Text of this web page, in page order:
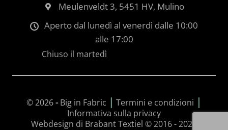
Meulenveldt 3, 5451 HV, Mulino
Aperto dal lunedì al venerdì dalle 10:00
alle 17:00
Chiuso il martedì
© 2026-Big in Fabric | Termini e condizioni |
Informativa sulla privacy
Webdesign di Brabant Textiel © 2016 - 2026